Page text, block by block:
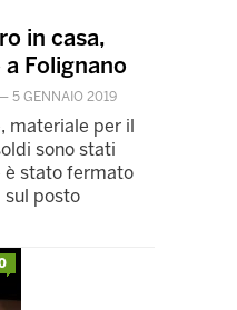
in casa,
Folignano
5 GENNAIO 2019
materiale per il
sono stati
è stato fermato
posto